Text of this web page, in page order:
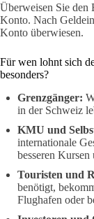
Überweisen Sie den
Konto. Nach
Konto überwiesen.
Für wen lohnt sich
besonders?
Grenzgänger:
in der Schweiz
KMU und
internationale
besseren Kursen
Touristen und
benötigt,
Flughafen oder